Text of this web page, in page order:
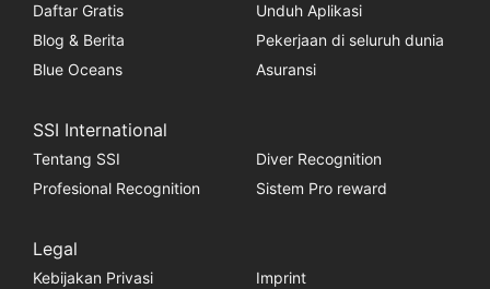
Daftar Gratis
Unduh Aplikasi
Blog & Berita
Pekerjaan di seluruh dunia
Blue Oceans
Asuransi
SSI International
Tentang SSI
Diver Recognition
Profesional Recognition
Sistem Pro reward
Legal
Kebijakan Privasi Imprint